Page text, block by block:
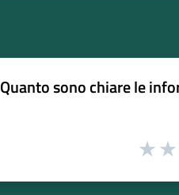
Quanto sono chiare le